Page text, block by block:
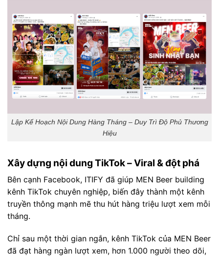
Lập Kế Hoạch Nội Dung Hàng Tháng – Duy Trì Độ Phủ Thương
Hiệu
Xây dựng nội dung TikTok – Viral & đột phá
Bên cạnh Facebook, ITIFY đã giúp MEN Beer building
kênh TikTok chuyên nghiệp, biến đây thành một kênh
truyền thông mạnh mẽ thu hút hàng triệu lượt xem mỗi
tháng.
Chỉ sau một thời gian ngắn, kênh TikTok của MEN Beer
đã đạt hàng ngàn lượt xem, hơn 1.000 người theo dõi,